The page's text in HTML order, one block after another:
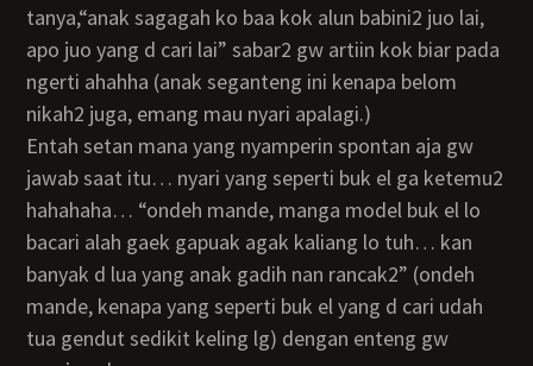
tanya,“anak sagagah ko baa kok alun babini2 juo lai,
apo juo yang d cari lai” sabar2 gw artiin kok biar pada
ngerti ahahha (anak seganteng ini kenapa belom
nikah2 juga, emang mau nyari apalagi.)
entah setan mana yang nyamperin spontan aja gw
jawab saat itu… nyari yang seperti buk el ga ketemu2
hahahaha… “ondeh mande, manga model buk el lo
bacari alah gaek gapuak agak kaliang lo tuh… kan
banyak d lua yang anak gadih nan rancak2” (ondeh
mande, kenapa yang seperti buk el yang d cari udah
tua gendut sedikit keling lg) dengan enteng gw